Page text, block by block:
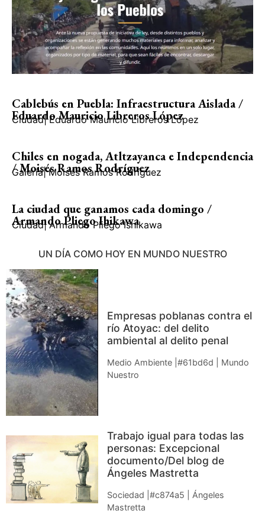
Cablebús en Puebla: Infraestructura Aislada /
Eduardo Mauricio Libreros López
Ciudad| Eduardo Mauricio Libreros López
Chiles en nogada, Atltzayanca e Independencia
/ Moisés Ramos Rodríguez
Galería| Moisés Ramos Rodríguez
La ciudad que ganamos cada domingo /
Armando Pliego Ihikawa
Ciudad| Armando Pliego Ishikawa
UN DÍA COMO HOY EN MUNDO NUESTRO
Empresas poblanas contra el
río Atoyac: del delito
ambiental al delito penal
Medio Ambiente |#61bd6d | Mundo
Nuestro
Trabajo igual para todas las
personas: Excepcional
documento/Del blog de
Ángeles Mastretta
Sociedad |#c874a5 | Ángeles
Mastretta